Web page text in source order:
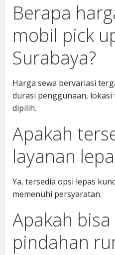
Berapa
mobil pick
Surabaya?
Harga sewa bervariasi
durasi penggunaan,
dipilih.
Apakah
layanan
Ya, tersedia opsi lepas
memenuhi persyaratan.
Apakah
pindahan